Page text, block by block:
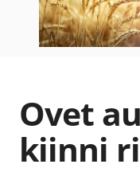
Ovet
kiinni